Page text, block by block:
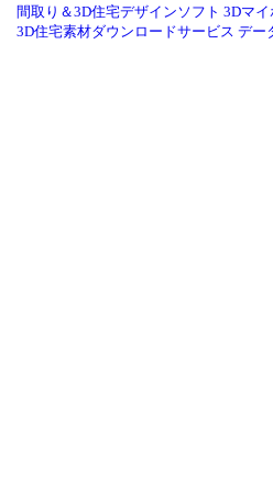
間取り＆3D住宅デザインソフト 3Dマ
3D住宅素材ダウンロードサービス デー